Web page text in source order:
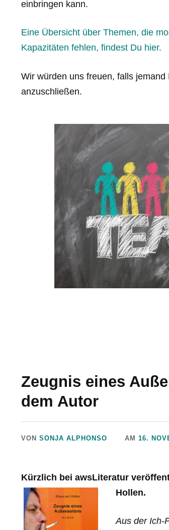
einbringen kann.
Eine Übersicht über Themen, die
Kapazitäten fehlen, findest Du hier.
Wir würden uns freuen, falls
anzuschließen.
Zeugnis eines
dem Autor
VONSONJA ALPHONSO AM16.
Kürzlich bei awsLiteratur
Hollen.
Aus der Ich-